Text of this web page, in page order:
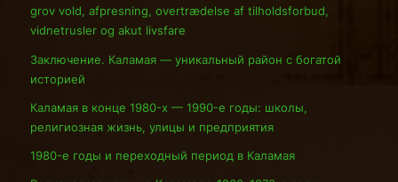
grov vold, afpresning, overtrædelse af tilholdsforbud,
vidnetrusler og akut livsfare
Заключение. Каламая — уникальный район с богатой
историей
Каламая в конце 1980-х — 1990-е годы: школы,
религиозная жизнь, улицы и предприятия
1980-е годы и переходный период в Каламая